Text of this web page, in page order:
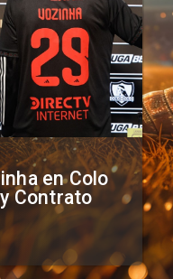
en Colo
Contrato